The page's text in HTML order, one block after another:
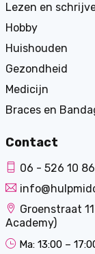
Lezen en
Hobby
Huishouden
Gezondheid
Medicijn
Braces en
Contact
06 - 526 10
Groenstraat
Academy)
Ma: 13:00 –